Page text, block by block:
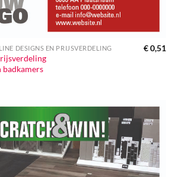
DESIGNS EN PRIJSVERDELING
badkamers
€0,51